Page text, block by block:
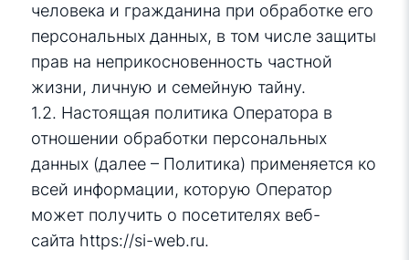
человека и гражданина при обработке его
персональных данных, в том числе защиты
прав на неприкосновенность частной
жизни, личную и семейную тайну.
1.2. Настоящая политика Оператора в
отношении обработки персональных
данных (далее – Политика) применяется ко
всей информации, которую Оператор
может получить о посетителях веб-
сайта https://si-web.ru.